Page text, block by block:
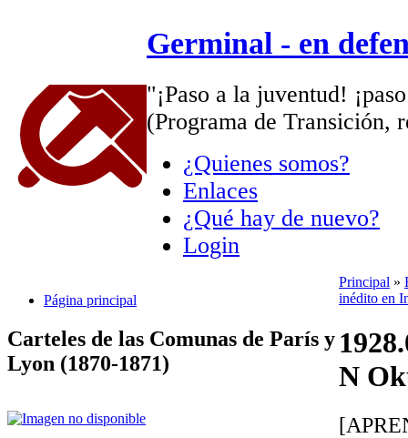
Germinal - en
"¡Paso a la juventud!
(Programa de Transición,
¿Quienes somos?
Enlaces
¿Qué hay de nuevo?
Login
Página principal
Carteles de las Comunas de París y
Lyon (1870-1871)
Principal »
inédito en
N